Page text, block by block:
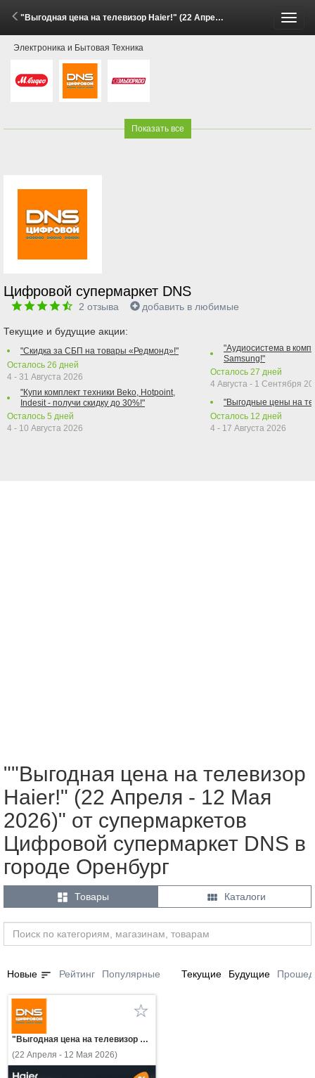
"Выгодная цена на телевизор Haier!" (22 Апреля - 12 Мая 2026)
Электроника и Бытовая Техника
Показать все
Цифровой супермаркет DNS
2 отзыва добавить в любимые
Текущие и будущие акции:
"Скидка за СБП на товары «Редмонд»!"
Осталось 26 дней
4 - 31 Августа 2026
"Купи комплект техники Beko, Hotpoint,
Indesit - получи скидку до 30%!"
Осталось 5 дней
4 - 10 Августа 2026
"Аудиосистема в
Samsung!"
Осталось 27 дней
4 Августа - 1 Сентября
"Выгодные цены на
Осталось 12 дней
4 - 17 Августа 2026
""Выгодная цена на телевизор
Haier!" (22 Апреля - 12 Мая
2026)" от супермаркетов
Цифровой супермаркет DNS в
городе Оренбург
 Товары  Каталоги
Новые sort Рейтинг Популярные Текущие Будущие
"Выгодная цена на телевизор Haier!"
(22 Апреля - 12 Мая 2026)